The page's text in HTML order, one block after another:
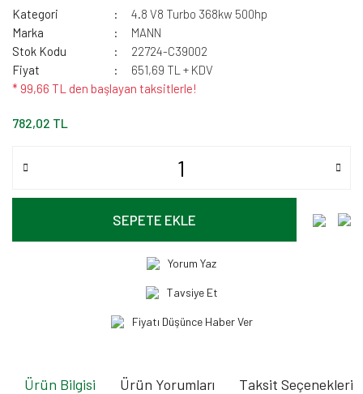
Kategori
4.8 V8 Turbo 368kw 500hp
Marka
MANN
Stok Kodu
22724-C39002
Fiyat
651,69 TL + KDV
* 99,66 TL den başlayan taksitlerle!
782,02 TL
SEPETE EKLE
Yorum Yaz
Tavsiye Et
Fiyatı Düşünce Haber Ver
Ürün Bilgisi Ürün Yorumları Taksit Seçenekleri